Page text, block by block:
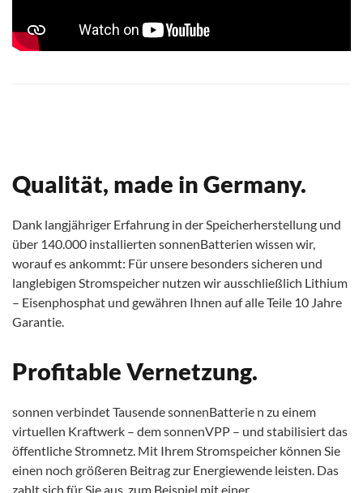
Qualität, made in Germany.
Dank langjähriger Erfahrung in der Speicherherstellung und
über 140.000 installierten sonnenBatterien wissen wir,
worauf es ankommt: Für unsere besonders sicheren und
langlebigen Stromspeicher nutzen wir ausschließlich Lithium
– Eisenphosphat und gewähren Ihnen auf alle Teile 10 Jahre
Garantie.
Profitable Vernetzung.
sonnen verbindet Tausende sonnenBatterie n zu einem
virtuellen Kraftwerk – dem sonnenVPP – und stabilisiert das
öffentliche Stromnetz. Mit Ihrem Stromspeicher können Sie
einen noch größeren Beitrag zur Energiewende leisten. Das
zahlt sich für Sie aus, zum Beispiel mit einer